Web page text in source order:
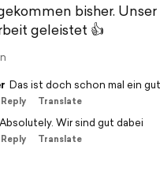
bisher.
geleistet 👍
Das ist doch schon mal ein
Reply Translate
Absolutely. Wir sind gut dabei
Reply Translate